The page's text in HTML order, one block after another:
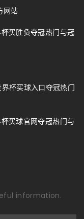
网站
买胜负夺冠热门与冠
杯买球入口夺冠热门
买球官网夺冠热门与
information.